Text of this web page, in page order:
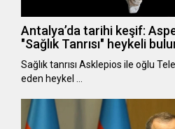
Antalya’da tarihi keşif:
"Sağlık Tanrısı" heykeli
Sağlık tanrısı Asklepios ile oğlu
eden heykel …